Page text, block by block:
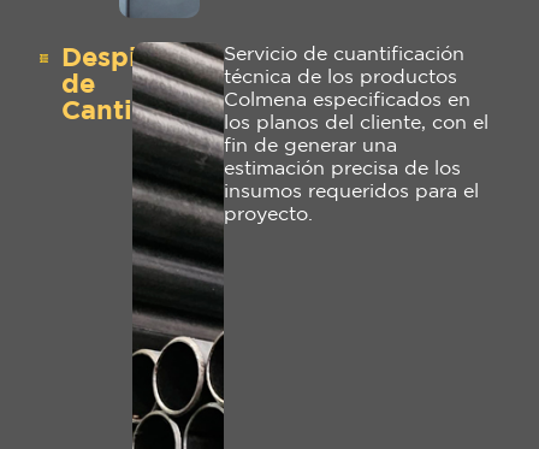
Despiece
de
Cantidades
Servicio de cuantificación
técnica de los productos
Colmena especificados en
los planos del cliente, con el
fin de generar una
estimación precisa de los
insumos requeridos para el
proyecto.